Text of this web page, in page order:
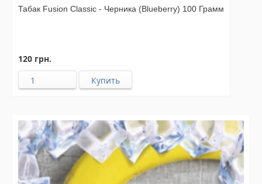
Табак Fusion Classic - Черника (Blueberry) 100 Грамм
120 грн.